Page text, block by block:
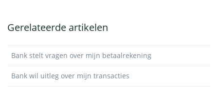
Gerelateerde artikelen
Bank stelt vragen over mijn betaalrekening
Bank wil uitleg over mijn transacties